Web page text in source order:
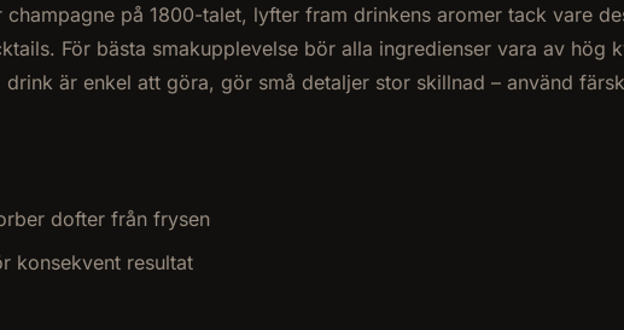
på 1800-talet, lyfter fram drinkens aromer tack vare
För bästa smakupplevelse bör alla ingredienser vara av hög
är enkel att göra, gör små detaljer stor skillnad – använd
dofter från frysen
konsekvent resultat